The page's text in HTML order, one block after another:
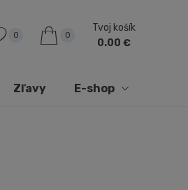
0 0
Tvoj košík
0.00 €
Zľavy E-shop